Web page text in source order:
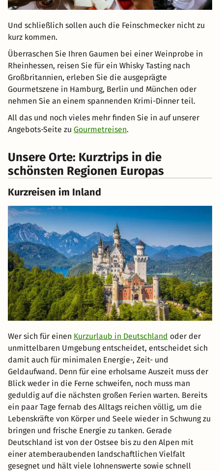
Und schließlich sollen auch die Feinschmecker nicht zu
kurz kommen.
Überraschen Sie Ihren Gaumen bei einer Weinprobe in
Rheinhessen, reisen Sie für ein Whisky Tasting nach
Großbritannien, erleben Sie die ausgeprägte
Gourmetszene in Hamburg, Berlin und München oder
nehmen Sie an einem spannenden Krimi-Dinner teil.
All das und noch vieles mehr finden Sie in auf unserer
Angebots-Seite zu Gourmetreisen.
Unsere Orte: Kurztrips in die
schönsten Regionen Europas
Kurzreisen im Inland
Wer sich für einen Kurzurlaub in Deutschland oder der
unmittelbaren Umgebung entscheidet, entscheidet sich
damit auch für minimalen Energie-, Zeit- und
Geldaufwand. Denn für eine erholsame Auszeit muss der
Blick weder in die Ferne schweifen, noch muss man
geduldig auf die nächsten großen Ferien warten. Bereits
ein paar Tage fernab des Alltags reichen völlig, um die
Lebenskräfte von Körper und Seele wieder in Schwung zu
bringen und frische Energie zu tanken. Gerade
Deutschland ist von der Ostsee bis zu den Alpen mit
einer atemberaubenden landschaftlichen Vielfalt
gesegnet und hält viele lohnenswerte sowie schnell